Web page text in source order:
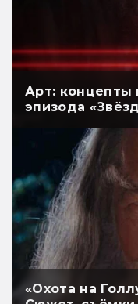
Арт: концепты
эпизода
«Охота на